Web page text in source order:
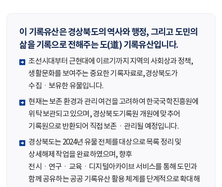
이 기록유산은 경상북도의 역사와 행정, 그리고 도민의
삶을 기록으로 전해주는 도(道) 기록유산입니다.
조선시대부터 근현대에 이르기까지 지역의 사회상과 정책,
생활문화를 보여주는 중요한 기록자료로,경상북도가
수집ㆍ보유한 유물입니다.
현재는 보존 환경과 관리 여건을 고려하여 한국국학진흥원에
위탁 보관되고 있으며, 경상북도기록원 개원에 맞추어
기록원으로 반환되어 직접 보존ㆍ관리될 예정입니다.
경상북도는 2024년 유물 전체를 대상으로 목록 정리 및
상세해제 작업을 완료하였으며, 향후
전시ㆍ연구ㆍ교육ㆍ디지털아카이브 서비스를 통해 도민과
함께 공유하는 공공 기록유산 활용 체계를 단계적으로 확대해